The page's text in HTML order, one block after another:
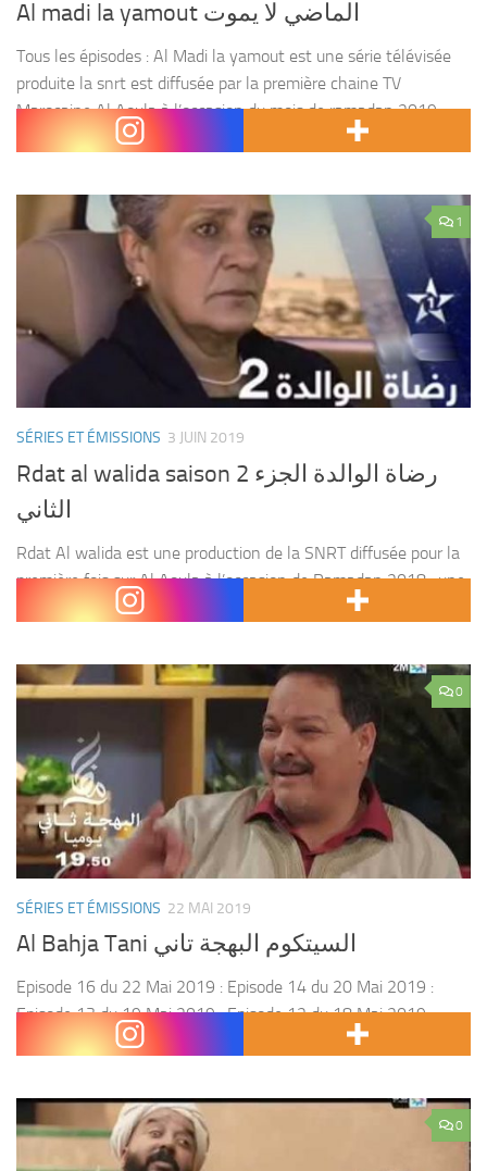
Al madi la yamout الماضي لا يموت
Tous les épisodes : Al Madi la yamout est une série télévisée
produite la snrt est diffusée par la première chaine TV
Marocaine Al Aoula à l’occasion du mois de ramadan 2019
1440. Rendez-vous...
1
SÉRIES ET ÉMISSIONS 3 JUIN 2019
Rdat al walida saison 2 رضاة الوالدة الجزء
الثاني
Rdat Al walida est une production de la SNRT diffusée pour la
première fois sur Al Aoula à l’occasion de Ramadan 2018 , une
réalisation qui a eu un très grand succès , et...
0
SÉRIES ET ÉMISSIONS 22 MAI 2019
Al Bahja Tani السيتكوم البهجة تاني
Episode 16 du 22 Mai 2019 : Episode 14 du 20 Mai 2019 :
Episode 13 du 19 Mai 2019 : Episode 12 du 18 Mai 2019 :
Episode 11 du 17 Mai 2019...
0